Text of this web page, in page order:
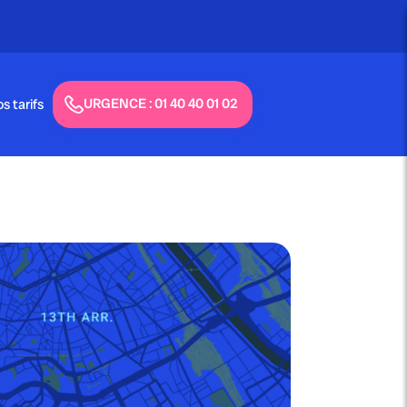
tarifs URGENCE : 01 40 40 01 02